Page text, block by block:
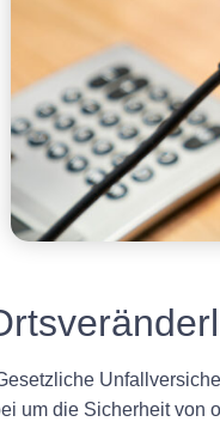
um die Sicherheit von